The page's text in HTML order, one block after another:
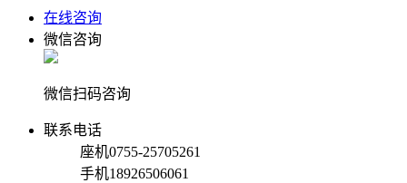
在线咨询
微信咨询
微信扫码咨询
联系电话
座机0755-25705261
手机18926506061